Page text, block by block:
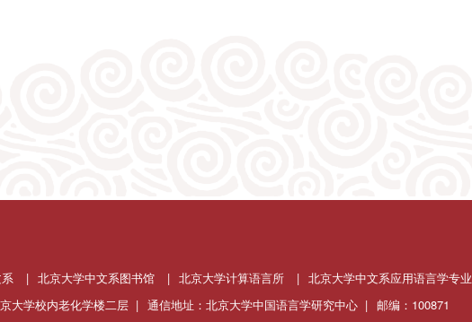
| 北京大学中文系图书馆 | 北京大学计算语言所 | 北京大学中文系应用语言学专业
大学校内老化学楼二层 | 通信地址：北京大学中国语言学研究中心 | 邮编：100871